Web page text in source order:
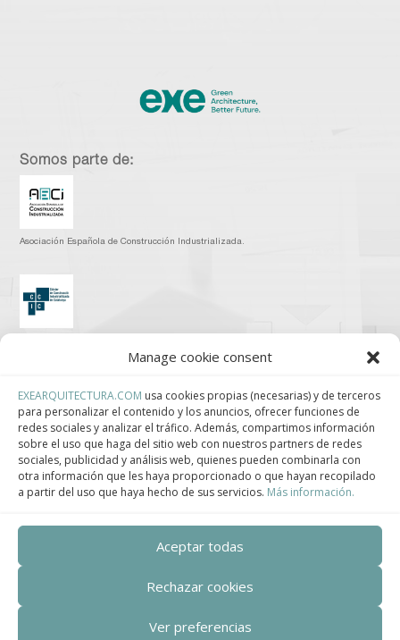
Manage cookie consent
EXEARQUITECTURA.COM usa cookies propias (necesarias) y de terceros
para personalizar el contenido y los anuncios, ofrecer funciones de
redes sociales y analizar el tráfico. Además, compartimos información
sobre el uso que haga del sitio web con nuestros partners de redes
sociales, publicidad y análisis web, quienes pueden combinarla con
otra información que les haya proporcionado o que hayan recopilado
a partir del uso que haya hecho de sus servicios. Más información.
Aceptar todas
Rechazar cookies
Ver preferencias
Somos parte de:
Asociación Española de Construcción Industrializada.
Centro de Innovación Tecnológica en Bioconstrucción y Paisajismo.
Contact
Teléfono
+34 932 008 035
adm@exearquitectura.com